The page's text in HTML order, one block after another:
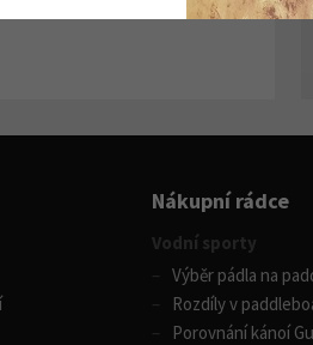
Nákupní rádce
Vodní sporty
Výběr pádla na
Rozdíly v
Porovnání kánoí